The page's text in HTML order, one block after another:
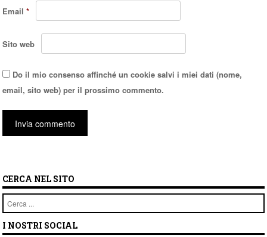
Email*
Sito web
Do il mio consenso affinché un cookie salvi i miei dati (nome,
email, sito web) per il prossimo commento.
CERCA NEL SITO
Cerca
I NOSTRI SOCIAL